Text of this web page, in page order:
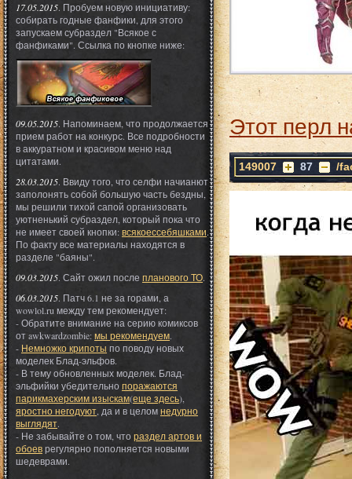
17.05.2015. Пробуем новую инициативу:
собирать годные фанфики, для этого
запускаем субраздел "Всякое с
фанфиками". Ссылка по кнопке ниже:
09.05.2015. Напоминаем, что продолжается
прием работ на конкурс. Все подробности
в аккуратном и красивом меню над
цитатами.
28.03.2015. Ввиду того, что селфи начианют
заполонять собой большую часть бездны,
мы решили тихой сапой организовать
уютненький субраздел, который пока что
не имеет своей кнопки:всякоессебяшками.
По факту все материалы находятся в
разделе "баяны".
09.03.2015. Сайт ожил после планового ТО.
06.03.2015. Патч 6.1 не за горами, а
wowlol.ru между тем рекомендует:
- Обратите внимание на серию комиксов
от awkwardzombie:мы рекомендуем.
- Немножко крипоты по поводу новых
моделек Блад-эльфов.
- В тему обновленных моделек. Блад-
эльфийки убедительнопоражаются
парикмахерским изыскам(еще здесь),
яростно негодуют , да и в целомнедурно
выглядят.
- Не забывайте о том, чтораздел артов и
обоеврегулярно пополняется новыми
шедеврами.
Этот перл
149007 87 /